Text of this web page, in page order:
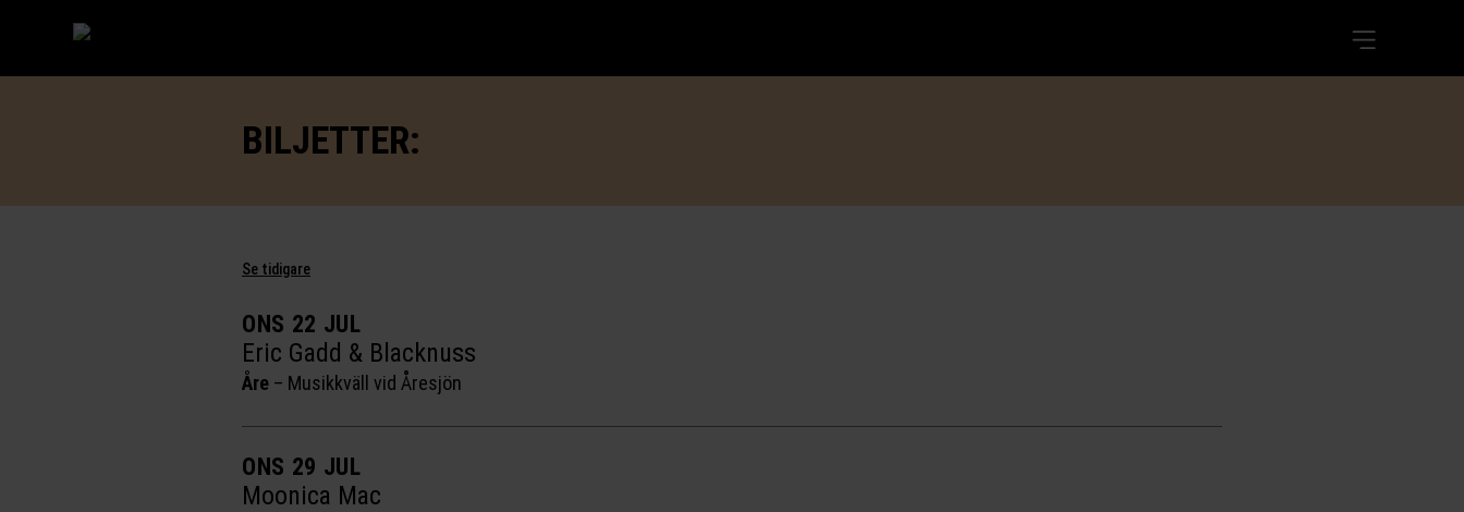
BILJETTER:
Se tidigare
ONS 22 JUL
Eric Gadd & Blacknuss
Åre – Musikkväll vid Åresjön
ONS 29 JUL
Moonica Mac